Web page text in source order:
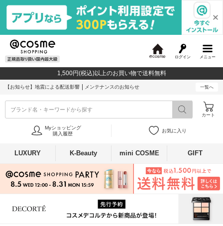
メニュー
ログイン
c
o
1,500円(税込)以上のお買い物で送料無料
【お知らせ】 地震による配送影響 メンテナンスのお知らせ 一覧へ
ブランド名・キーワードから探す
カート
Myショッピング
購入履歴
お気に入り
LUXURY K-Beauty mini COSME GIFT